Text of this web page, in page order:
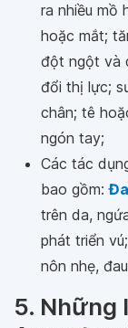
ra nhiều mồ
hoặc mắt;
đột ngột và
đổi thị lực;
chân; tê
ngón tay;
Các tác
bao gồm:
trên da,
phát triển
nôn nhẹ,
5. Những